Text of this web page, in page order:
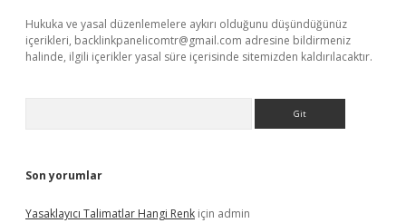
Hukuka ve yasal düzenlemelere aykırı olduğunu düşündüğünüz
içerikleri, backlinkpanelicomtr@gmail.com adresine bildirmeniz
halinde, ilgili içerikler yasal süre içerisinde sitemizden kaldırılacaktır.
Son yorumlar
Yasaklayıcı Talimatlar Hangi Renk için admin